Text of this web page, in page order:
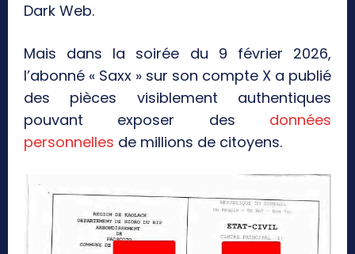
Dark Web.
Mais dans la soirée du 9 février 2026,
l’abonné « Saxx » sur son compte X a publié
des pièces visiblement authentiques
pouvant exposer des données
personnelles de millions de citoyens.